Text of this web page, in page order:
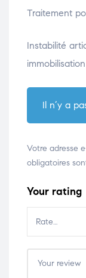
Traitement
Instabilité
Il n’y a
Votre adresse
obligatoires
Your rating